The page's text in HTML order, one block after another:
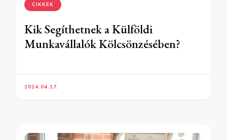
CIKKEK
Kik Segíthetnek a Külföldi
Munkavállalók Kölcsönzésében?
2024.04.17.